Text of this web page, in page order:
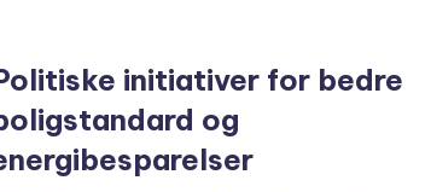
initiativer for bedre
og